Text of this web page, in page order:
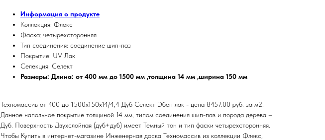
Информация о продукте
Коллекция: Флекс
Фаска: четырехсторонняя
Тип соединения: соединение шип-паз
Покрытие: UV Лак
Селекция: Селект
Размеры: Длина: от 400 мм до 1500 мм ,толщина 14 мм ,ширина 150 мм
Техномассив от 400 до 1500х150х14/4,4 Дуб Селект Эбен лак - цена 8457.00 руб. за м2.
Данное напольное покрытие толщиной 14 мм, типом соединения шип-паз и порода дерева –
Дуб. Поверхность Двухслойная (дуб+дуб) имеет Темный тон и тип фаски четырехсторонняя.
Чтобы Купить в интернет-магазине Инженерная доска Техномассив из коллекции Флекс,